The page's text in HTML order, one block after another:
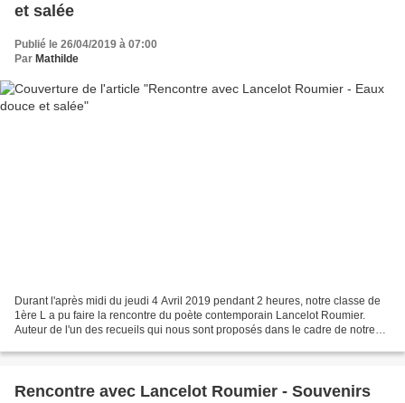
et salée
Publié le 26/04/2019 à 07:00
Par Mathilde
Durant l'après midi du jeudi 4 Avril 2019 pendant 2 heures, notre classe de
1ère L a pu faire la rencontre du poète contemporain Lancelot Roumier.
Auteur de l'un des recueils qui nous sont proposés dans le cadre de notre
Rencontre avec Lancelot Roumier - Souvenirs